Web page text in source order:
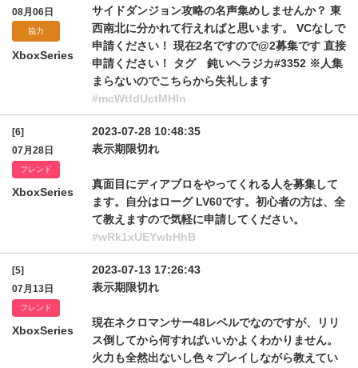
08月06日
協力
XboxSeries
サイドダンジョン攻略の名声集めしませんか？ 東
西南北に分かれて行えればと思います。 VCなしで
申請ください！ 現在2名ですので@2募集です 直接
申請ください！ タグ 鈍いヘラジカ#3352 ※人集
まらないのでこちらから失礼します
#mcWtfdUctMHln
[6]
07月28日
フレンド
XboxSeries
2023-07-28 10:48:35
表示期限切れ
真面目にディアブロをやってくれる人を募集して
ます。自分はローグ LV60です。初心者の方は、全
て教えますので気軽に申請してください。
#wRk1xUEYwbHhB
[5]
07月13日
フレンド
XboxSeries
2023-07-13 17:26:43
表示期限切れ
現在ネクロマンサー48レベルでなのですが、リリ
ス倒してから何すればいいかよくわかりません。
火力も全然出ないし色々プレイしながら教えてい